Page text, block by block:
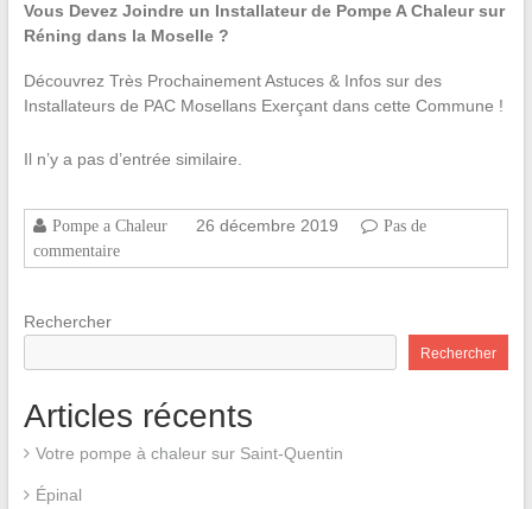
Vous Devez Joindre un Installateur de Pompe A Chaleur sur
Réning dans la Moselle ?
Découvrez Très Prochainement Astuces & Infos sur des
Installateurs de PAC Mosellans Exerçant dans cette Commune !
Il n’y a pas d’entrée similaire.
Pompe a Chaleur 26 décembre 2019
Pas de
commentaire
Rechercher
Rechercher
Articles récents
Votre pompe à chaleur sur Saint-Quentin
Épinal